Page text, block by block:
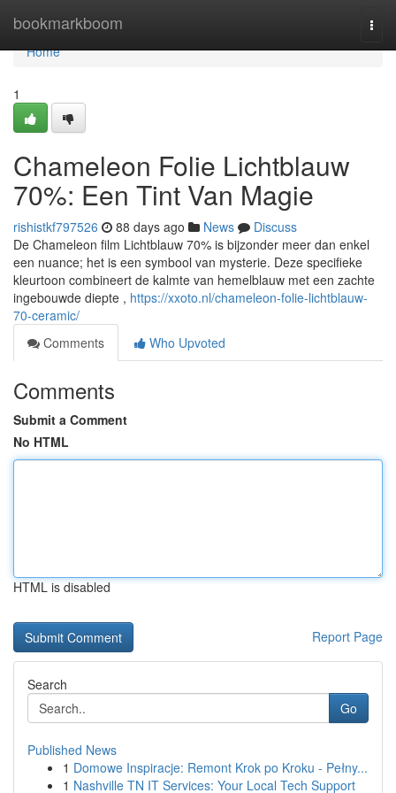
bookmarkboom
Home
Home
1
Chameleon Folie Lichtblauw
70%: Een Tint Van Magie
rishistkf797526 88 days ago News
Discuss
De Chameleon film Lichtblauw 70% is bijzonder meer dan enkel
een nuance; het is een symbool van mysterie. Deze specifieke
kleurtoon combineert de kalmte van hemelblauw met een zachte
ingebouwde diepte , https://xxoto.nl/chameleon-folie-lichtblauw-
70-ceramic/
Comments
Who Upvoted
Comments
Submit a Comment
No HTML
HTML is disabled
Report Page
Search
Go
Published News
1 Domowe Inspiracje: Remont Krok po Kroku - Pełny...
1 Nashville TN IT Services: Your Local Tech Support